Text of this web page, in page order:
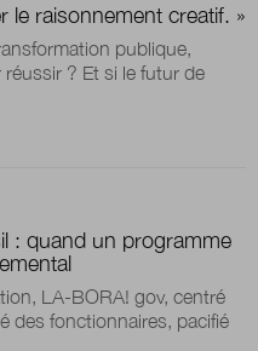
le raisonnement creatif. »
publique,
? Et si le futur de
: quand un programme
LA-BORA! gov, centré
des fonctionnaires, pacifié